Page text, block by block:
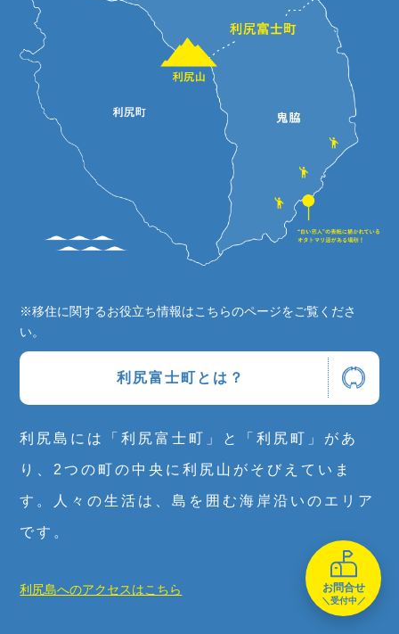
お問合せ
＼受付中／
※移住に関するお役立ち情報はこちらのページをご覧くださ
い。
利尻富士町とは？
利尻島には「利尻富士町」と「利尻町」があ
り、2つの町の中央に利尻山がそびえていま
す。人々の生活は、島を囲む海岸沿いのエリア
です。
利尻島へのアクセスはこちら